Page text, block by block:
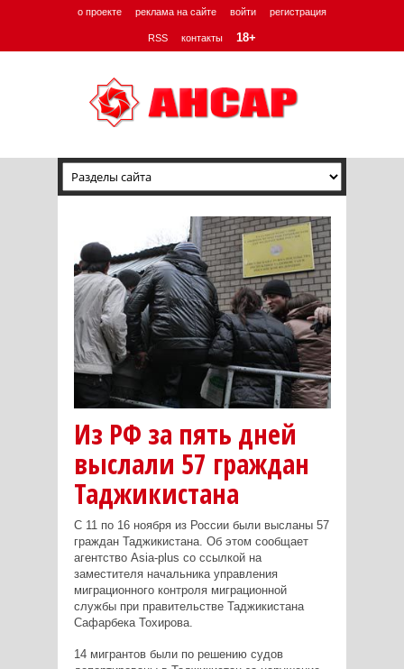
о проекте реклама на сайте войти регистрация
RSS контакты 18+
Из РФ за пять дней
выслали 57 граждан
Таджикистана
С 11 по 16 ноября из России были высланы 57
граждан Таджикистана. Об этом сообщает
агентство Asia-plus со ссылкой на
заместителя начальника управления
миграционного контроля миграционной
службы при правительстве Таджикистана
Сафарбека Тохирова.
14 мигрантов были по решению судов